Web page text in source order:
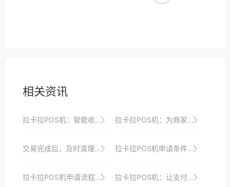
相关资讯
拉卡拉POS机：智能收银，提升商家竞争力 拉卡拉POS机：为商家带来智能收银革命
交易完成后，及时清理POS机上的缓存数据。 拉卡拉POS机申请条件：个体户与企业有何区别？
拉卡拉POS机申请流程详解：从申请到使用的无缝衔接策略 拉卡拉POS机：让支付变得更简单